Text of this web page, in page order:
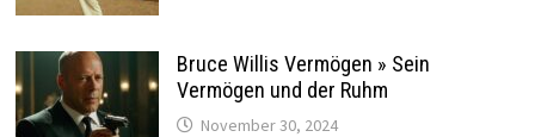
Bruce Willis Vermögen » Sein
Vermögen und der Ruhm
November 30, 2024